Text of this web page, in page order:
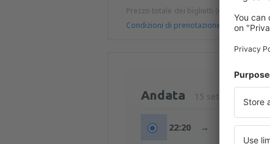
Prezzo totale dei biglietti (quote di
Condizioni di prenotazione
Andata 15 set (mar)
22:20 → 23:40